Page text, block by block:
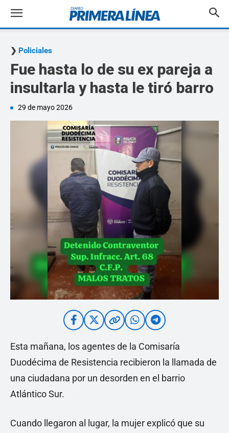
Policiales
Fue hasta lo de su ex pareja a
insultarla y hasta le tiró barro
29 de mayo 2026
Esta mañana, los agentes de la Comisaría
Duodécima de Resistencia recibieron la llamada de
una ciudadana por un desorden en el barrio
Atlántico Sur.
Cuando llegaron al lugar, la mujer explicó que su